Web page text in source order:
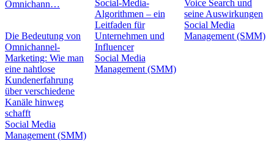
Omnichann…
Die Bedeutung von
Omnichannel-
Marketing: Wie man
eine nahtlose
Kundenerfahrung
über verschiedene
Kanäle hinweg
schafft
Social Media
Management (SMM)
Social-Media-
Algorithmen – ein
Leitfaden für
Unternehmen und
Influencer
Social Media
Management (SMM)
Voice Search und
seine Auswirkungen
Social Media
Management (SMM)